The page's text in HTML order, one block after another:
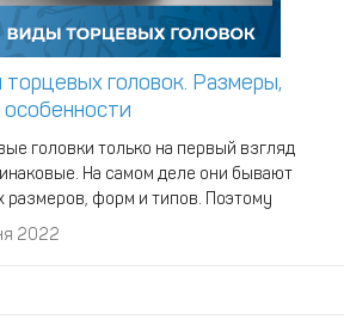
головок. Размеры,
головки только на первый взгляд
На самом деле они бывают
размеров, форм и типов. Поэтому
получше разберемся в этом
2022